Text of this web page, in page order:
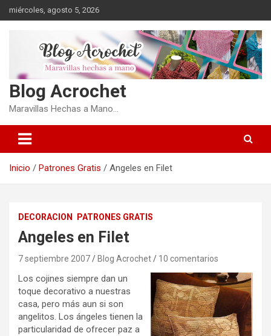
Saltar
al
miércoles, agosto 5, 2026
Blog Acrochet
Maravillas Hechas a Mano…
Inicio Patrones Gratis Angeles en Filet
DECORACION PATRONES GRATIS
Angeles en Filet
7 septiembre 2007 Blog Acrochet 10 comentarios
Los cojines siempre dan un
toque decorativo a nuestras
casa, pero más aun si son
angelitos. Los ángeles tienen la
particularidad de ofrecer paz a